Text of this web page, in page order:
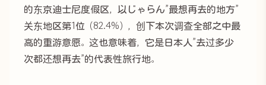
的东京迪士尼度假区，以じゃらん”最想再去的地方”
关东地区第1位（82.4%），创下本次调查全部之中最
高的重游意愿。这也意味着，它是日本人”去过多少
次都还想再去”的代表性旅行地。